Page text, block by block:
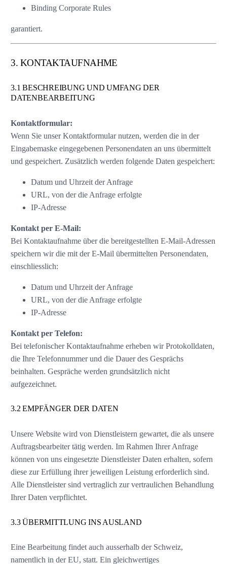
Binding Corporate Rules
garantiert.
3. KONTAKTAUFNAHME
3.1 BESCHREIBUNG UND UMFANG DER
DATENBEARBEITUNG
Kontaktformular:
Wenn Sie unser Kontaktformular nutzen, werden die in der
Eingabemaske eingegebenen Personendaten an uns übermittelt
und gespeichert. Zusätzlich werden folgende Daten gespeichert:
Datum und Uhrzeit der Anfrage
URL, von der die Anfrage erfolgte
IP-Adresse
Kontakt per E-Mail:
Bei Kontaktaufnahme über die bereitgestellten E-Mail-Adressen
speichern wir die mit der E-Mail übermittelten Personendaten,
einschliesslich:
Datum und Uhrzeit der Anfrage
URL, von der die Anfrage erfolgte
IP-Adresse
Kontakt per Telefon:
Bei telefonischer Kontaktaufnahme erheben wir Protokolldaten,
die Ihre Telefonnummer und die Dauer des Gesprächs
beinhalten. Gespräche werden grundsätzlich nicht
aufgezeichnet.
3.2 EMPFÄNGER DER DATEN
Unsere Website wird von Dienstleistern gewartet, die als unsere
Auftragsbearbeiter tätig werden. Im Rahmen Ihrer Anfrage
können von uns eingesetzte Dienstleister Daten erhalten, sofern
diese zur Erfüllung ihrer jeweiligen Leistung erforderlich sind.
Alle Dienstleister sind vertraglich zur vertraulichen Behandlung
Ihrer Daten verpflichtet.
3.3 ÜBERMITTLUNG INS AUSLAND
Eine Bearbeitung findet auch ausserhalb der Schweiz,
namentlich in der EU, statt. Ein gleichwertiges